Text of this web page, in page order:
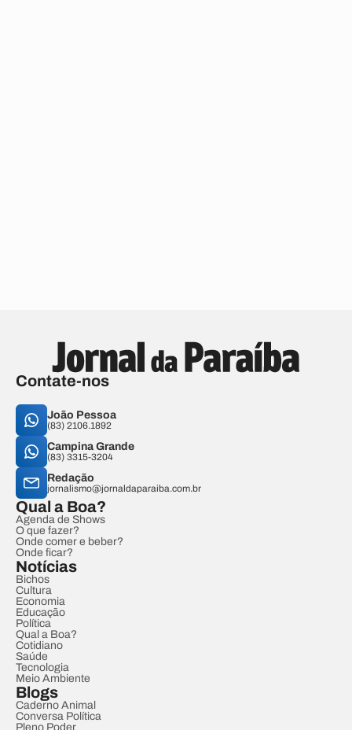
Contate-nos
João Pessoa
(83) 2106.1892
Campina Grande
(83) 3315-3204
Redação
jornalismo@jornaldaparaiba.com.br
Qual a Boa?
Agenda de Shows
O que fazer?
Onde comer e beber?
Onde ficar?
Notícias
Bichos
Cultura
Economia
Educação
Política
Qual a Boa?
Cotidiano
Saúde
Tecnologia
Meio Ambiente
Blogs
Caderno Animal
Conversa Política
Pleno Poder